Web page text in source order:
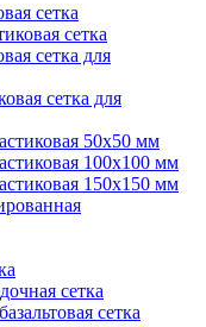
сетка
сетка
сетка для
сетка для
50x50 мм
100x100 мм
150x150 мм
сетка
сетка